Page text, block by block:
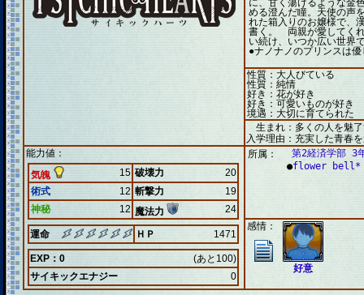
に、甘く蕩けるような金
める澄んだ瞳。天使の声
れた箱入りのお嬢様で、
書く。 両親が愛してく
い続け、いつか広い世界
●ナノナノのプリンスは
性質：大人びている
性質：純情
好き：花が好き
好き：可愛いものが好き
境遇：大切に育てられた
生まれ：多くの人を魅
入学理由：充実した青春
能力値：
気魄
15 破壊力
20
術式
12 斬撃力
19
神秘
12 魔法力 24
運命 ＨＰ 1471
EXP：0
(あと100)
サイキックエナジー
0
所属：
第2経済学部 3
●flower bell*
感情：
好意